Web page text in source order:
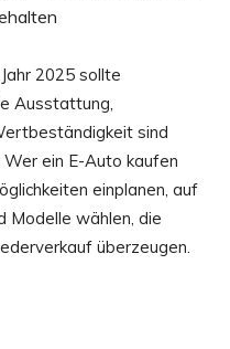
2025 sollte
Ausstattung,
sind
ein E-Auto kaufen
einplanen, auf
Modelle wählen, die
überzeugen.